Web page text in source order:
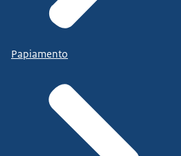
Papiamento